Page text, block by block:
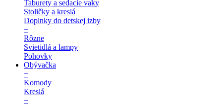
Taburety a sedacie vaky
Stoličky a kreslá
Doplnky do detskej izby
+
Rôzne
Svietidlá a lampy
Pohovky
Obývačka
+
Komody
Kreslá
+